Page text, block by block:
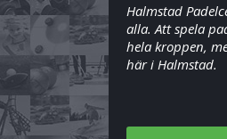
Halmstad
alla. Att spela
hela kroppen,
här i Halmstad.